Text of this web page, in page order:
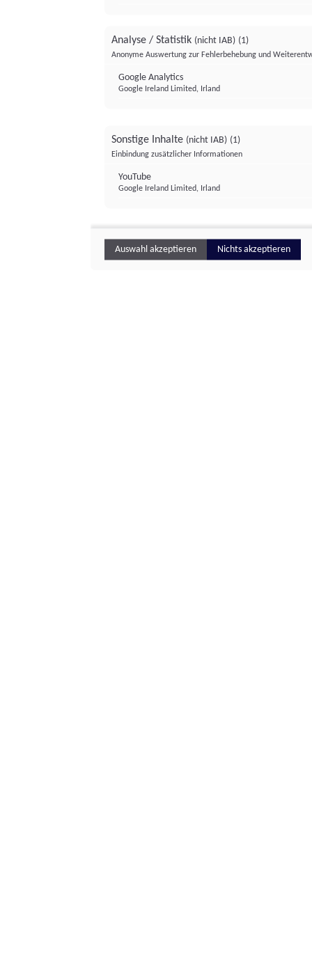
Analyse / Statistik (nicht IAB) (1)
Anonyme Auswertung zur Fehlerbehebung und
Google Analytics
Google Ireland Limited, Irland
Sonstige Inhalte (nicht IAB) (1)
Einbindung zusätzlicher Informationen
YouTube
Google Ireland Limited, Irland
Auswahl akzeptieren Nichts akzeptieren